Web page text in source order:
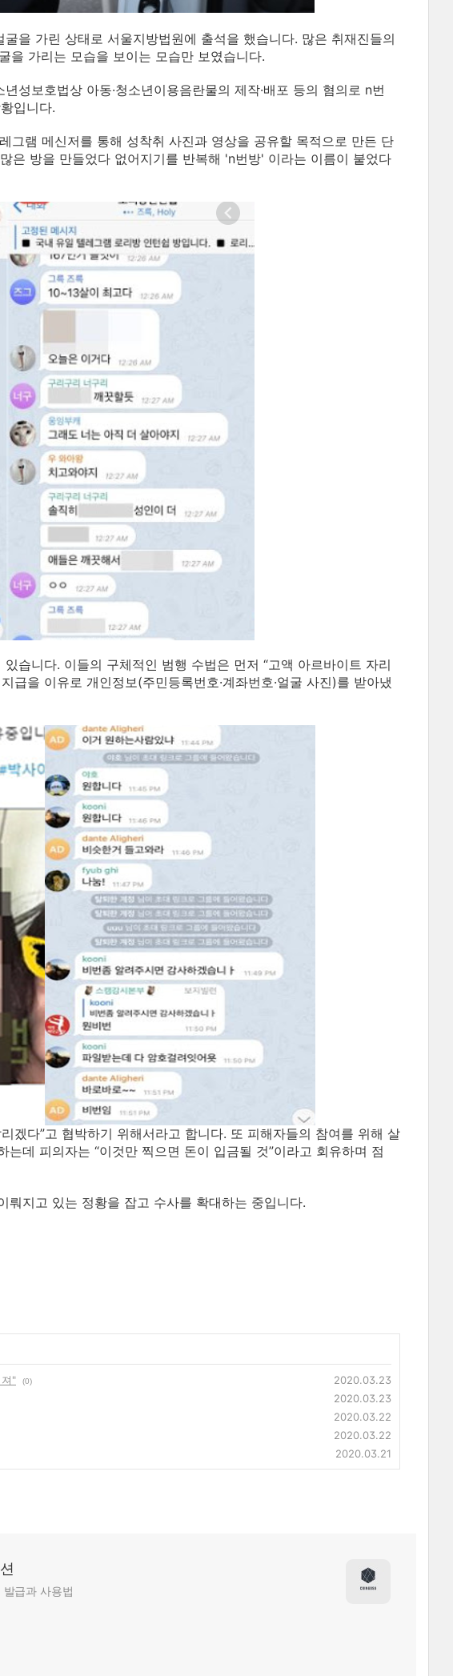
을 가린 상태로 서울지방법원에 출석을 했습니다. 많은 취재진들의
을 가리는 모습을 보이는 모습만 보였습니다.
성보호법상 아동·청소년이용음란물의 제작·배포 등의 혐의로 n번
입니다.
그램 메신저를 통해 성착취 사진과 영상을 공유할 목적으로 만든 단
은 방을 만들었다 없어지기를 반복해 'n번방' 이라는 이름이 붙었다
습니다. 이들의 구체적인 범행 수법은 먼저 “고액 아르바이트 자리
급을 이유로 개인정보(주민등록번호·계좌번호·얼굴 사진)를 받아냈
겠다”고 협박하기 위해서라고 합니다. 또 피해자들의 참여를 위해 살
데 피의자는 “이것만 찍으면 돈이 입금될 것”이라고 회유하며 점
뤄지고 있는 정황을 잡고 수사를 확대하는 중입니다.
" (0)
2020.03.23
2020.03.23
2020.03.22
2020.03.22
2020.03.21
급과 사용법